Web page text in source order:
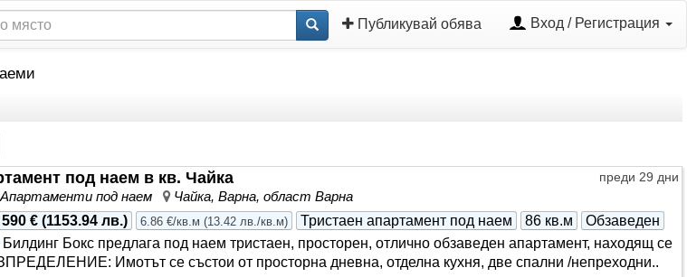
Публикувай обява Вход / Регистрация
преди 29 дни
под наем в кв. Чайка
под наем
Чайка, Варна, област Варна
590 € (1153.94 лв.) 6.86 €/кв.м (13.42 лв./кв.м) Тристаен апартамент под наем 86 кв.м
Обзаведен
Билдинг Бокс предлага под наем тристаен, просторен, отлично обзаведен апартамент, находящ се
Имотът се състои от просторна дневна, отделна кухня, две спални /непреходни..